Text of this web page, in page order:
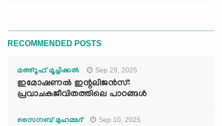
RECOMMENDED POSTS
മഅ്റൂഫ് മൂച്ചിക്കല്‍ Sep 29, 2025
ഇമോഷണൽ ഇന്റലിജൻസ്:
പ്രവാചകജീവിതത്തിലെ പാഠങ്ങൾ
സൈനബ് മുഹമ്മദ് Sep 10, 2025